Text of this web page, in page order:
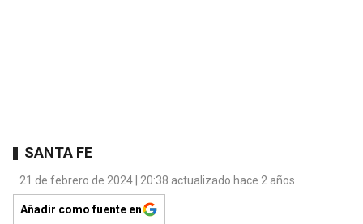
SANTA FE
21 de febrero de 2024 | 20:38 actualizado hace 2 años
Añadir como fuente en